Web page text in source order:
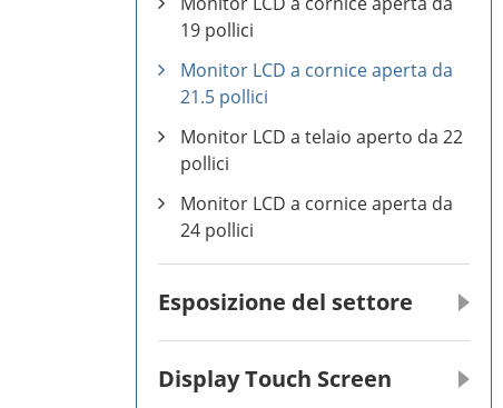
19 pollici
Monitor LCD a cornice aperta da
21.5 pollici
Monitor LCD a telaio aperto da 22
pollici
Monitor LCD a cornice aperta da
24 pollici
Esposizione del settore
Display Touch Screen